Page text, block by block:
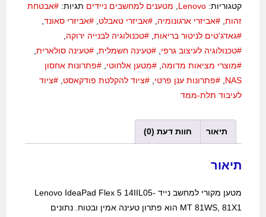
קטגוריות:Lenovo מטענים למחשבים ניידים תגיות:#אבטחת
זהות ,#אביזרי ארגונומיה ,#אביזרי טאבלט ,#אביזרי סאונד
#גאדג'טים לניטור בריאות ,#טכנולוגיה לבנייה ירוקה
#טכנולוגיה לעיצוב גרפי ,#טעינה חשמלית ,#טעינה סולארית
#מוצרי מציאות מדומה ,#מטען אלחוטי ,#פתרונות אחסון
NAS
,#פתרונות ענן פרטי ,#ציוד להקלטת פודקאסט ,#ציוד
לעיבוד תלת-ממד
תיאור חוות דעת (0)
תיאור
מטען מקורי למחשב נייד Lenovo IdeaPad Flex 5 14IIL05-
MT 81WS, 81X1 הוא פתרון טעינה אמין ובטוח. נתונים